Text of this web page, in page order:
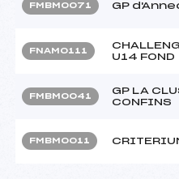
FMBM0071 GP
FNAM0111
U14 FOND
FMBM0041
GP LA
CONFINS
FMBM0011